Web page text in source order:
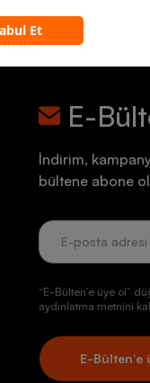
E-
İndirim,
bültene abone
“E-Bülten’e üye ol”
aydınlatma metnini
E-Bülten’e